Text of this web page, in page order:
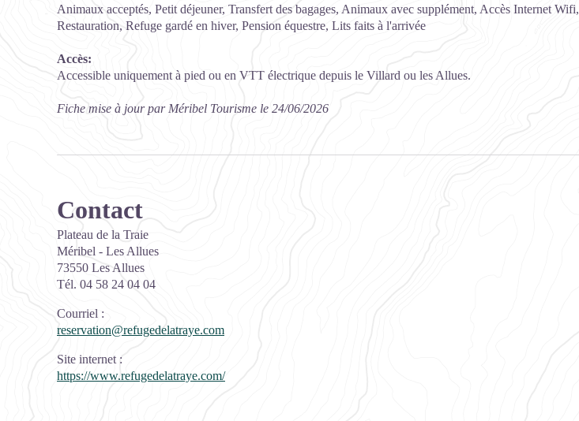
Animaux acceptés, Petit déjeuner, Transfert des bagages, Animaux avec supplément, Accès Internet Wifi,
Restauration, Refuge gardé en hiver, Pension équestre, Lits faits à l'arrivée
Accès:
Accessible uniquement à pied ou en VTT électrique depuis le Villard ou les Allues.
Fiche mise à jour par Méribel Tourisme le 24/06/2026
Contact
Plateau de la Traie
Méribel - Les Allues
73550 Les Allues
Tél. 04 58 24 04 04
Courriel :
reservation@refugedelatraye.com
Site internet :
https://www.refugedelatraye.com/